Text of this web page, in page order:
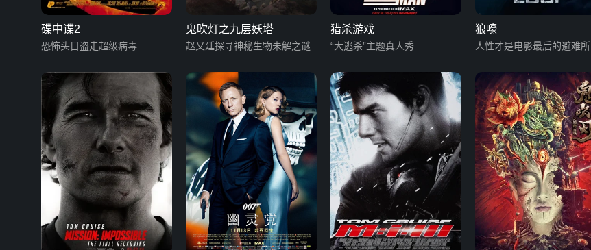
碟中谍2
恐怖头目盗走超级病毒
鬼吹灯之九层妖塔
赵又廷探寻神秘生物未解之谜
猎杀游戏
“大逃杀”主题真人秀
狼嚎
人性才是电影最后的避难所